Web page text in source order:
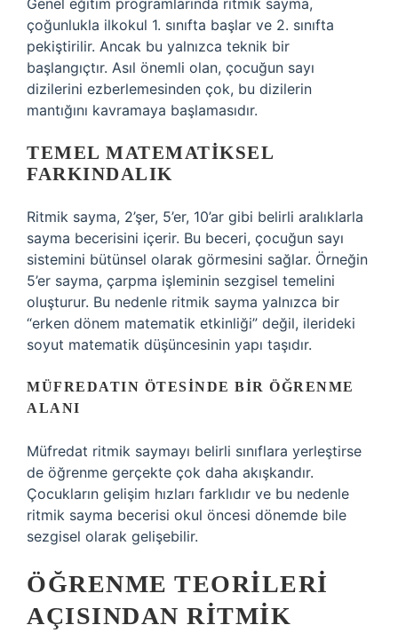
Genel eğitim programlarında ritmik sayma,
çoğunlukla ilkokul 1. sınıfta başlar ve 2. sınıfta
pekiştirilir. Ancak bu yalnızca teknik bir
başlangıçtır. Asıl önemli olan, çocuğun sayı
dizilerini ezberlemesinden çok, bu dizilerin
mantığını kavramaya başlamasıdır.
TEMEL MATEMATIKSEL
FARKINDALIK
Ritmik sayma, 2’şer, 5’er, 10’ar gibi belirli aralıklarla
sayma becerisini içerir. Bu beceri, çocuğun sayı
sistemini bütünsel olarak görmesini sağlar. Örneğin
5’er sayma, çarpma işleminin sezgisel temelini
oluşturur. Bu nedenle ritmik sayma yalnızca bir
“erken dönem matematik etkinliği” değil, ilerideki
soyut matematik düşüncesinin yapı taşıdır.
MÜFREDATIN ÖTESINDE BIR ÖĞRENME
ALANI
Müfredat ritmik saymayı belirli sınıflara yerleştirse
de öğrenme gerçekte çok daha akışkandır.
Çocukların gelişim hızları farklıdır ve bu nedenle
ritmik sayma becerisi okul öncesi dönemde bile
sezgisel olarak gelişebilir.
ÖĞRENME TEORILERI
AÇISINDAN RITMIK